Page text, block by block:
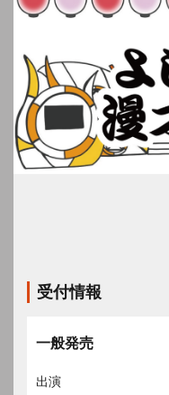
受付情報
一般発売
出演